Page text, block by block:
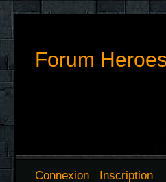
Forum
Connexion Inscription